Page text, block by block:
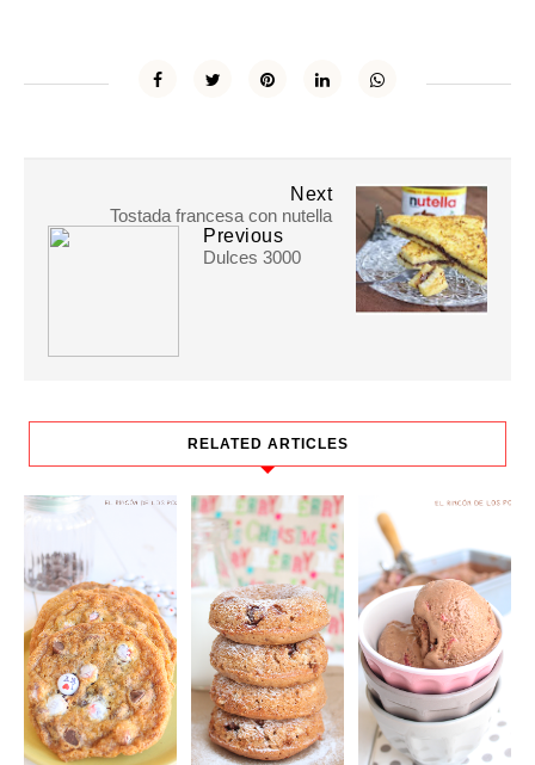
Next
Tostada francesa con nutella
Previous
Dulces 3000
RELATED ARTICLES